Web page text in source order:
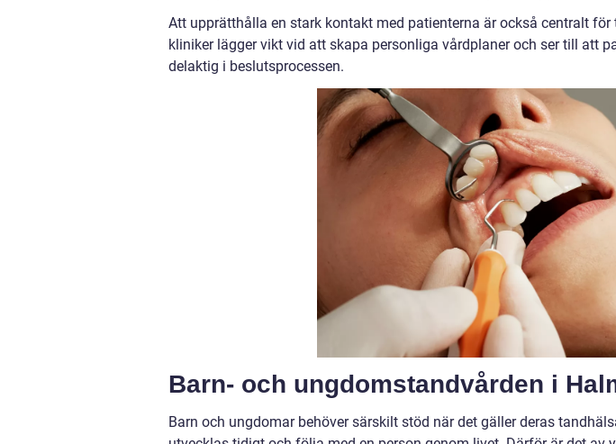
Att upprätthålla en stark kontakt med patienterna är också centralt
kliniker lägger vikt vid att skapa personliga vårdplaner och ser till att
delaktig i beslutsprocessen.
Barn- och ungdomstandvården i
Barn och ungdomar behöver särskilt stöd när det gäller deras